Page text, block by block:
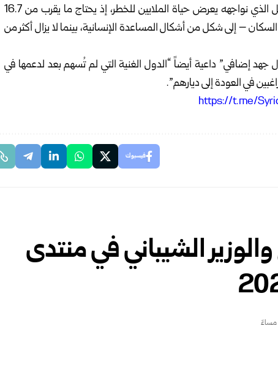
وأضافت المفوضية: “إن النقص الحاد في التمويل الذي نواجهه يعرض حياة الملايين للخطر، إذ يحتاج ما يقرب من 16.7
سوريا – أي حوالي 90% من السكان – إلى شكل من أشكال المساعدة الإنسانية، بينما لا يزال أكثر من
جهد إضافي” داعية أيضاً “الدول الغنية التي لم تُسهم بعد لدعمها في
في العودة إلى ديارهم”.
فيسبوك
الشيباني في منتدى